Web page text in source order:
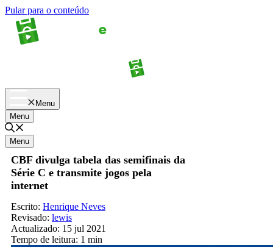
Pular para o conteúdo
Menu
Menu
Menu
CBF divulga tabela das semifinais da
Série C e transmite jogos pela
internet
Escrito: Henrique Neves
Revisado: lewis
Actualizado: 15 jul 2021
Tempo de leitura: 1 min